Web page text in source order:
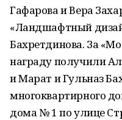
Гафарова и Вера
«Ландшафтный
Бахретдинова. За
награду получили
и Марат и Гульназ
многоквартирного
дома № 1 по улице